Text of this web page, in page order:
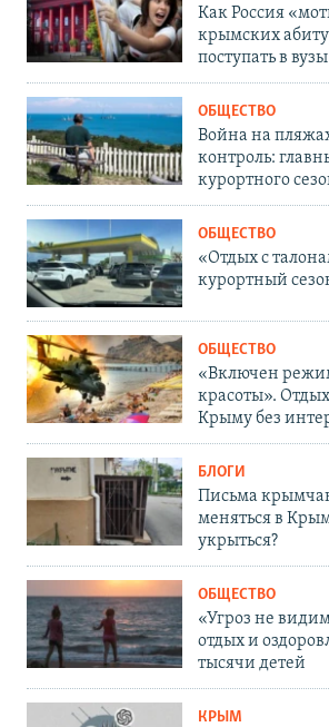
Как Россия
крымских
поступать в
ОБЩЕСТВО
Война на
контроль:
курортного
ОБЩЕСТВО
«Отдых с
курортный
ОБЩЕСТВО
«Включен
красоты».
Крыму без
БЛОГИ
Письма
меняться в
укрыться?
ОБЩЕСТВО
«Угроз не
отдых и
тысячи детей
КРЫМ